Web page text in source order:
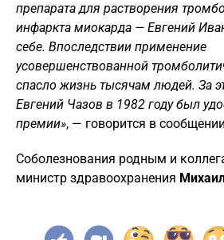
препарата для растворения
инфаркта миокарда — Евгений
себе. Впоследствии применение
усовершенствованной
спасло жизнь тысячам людей. За
Евгений Чазов в 1982 году был
премии», — говорится в
Соболезнования родным и
министр здравоохранения